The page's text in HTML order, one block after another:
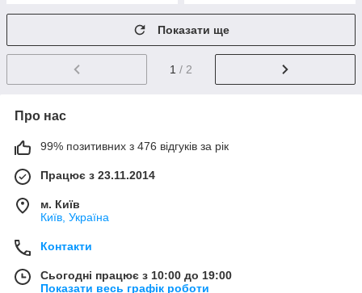
Показати ще
1 / 2
Про нас
99% позитивних з 476 відгуків за рік
Працює з 23.11.2014
м. Київ
Київ, Україна
Контакти
Сьогодні працює з 10:00 до 19:00
Показати весь графік роботи